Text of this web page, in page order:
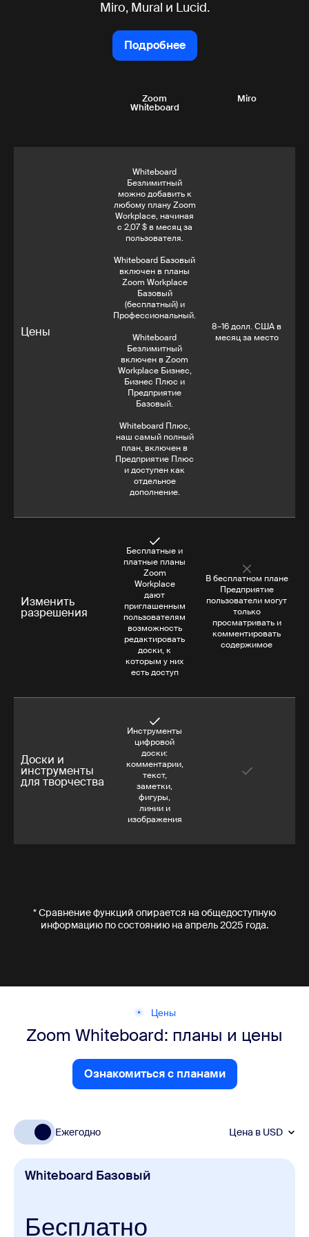
Miro, Mural и Lucid.
Подробнее
Подробнее
Zoom
Whiteboard
Miro
Цены
Whiteboard
Безлимитный
можно добавить к
любому плану Zoom
Workplace, начиная
с 2,07 $ в месяц за
пользователя.
Whiteboard Базовый
включен в планы
Zoom Workplace
Базовый
(бесплатный) и
Профессиональный.
Whiteboard
Безлимитный
включен в Zoom
Workplace Бизнес,
Бизнес Плюс и
Предприятие
Базовый.
Whiteboard Плюс,
наш самый полный
план, включен в
Предприятие Плюс
и доступен как
отдельное
дополнение.
8–16 долл. США в
месяц за место
Изменить
разрешения
Бесплатные и
платные планы
Zoom
Workplace
дают
приглашенным
пользователям
возможность
редактировать
доски, к
которым у них
есть доступ
В бесплатном плане
Предприятие
пользователи могут
только
просматривать и
комментировать
содержимое
Доски и
инструменты
для творчества
Инструменты
цифровой
доски:
комментарии,
текст,
заметки,
фигуры,
линии и
изображения
* Сравнение функций опирается на общедоступную
информацию по состоянию на апрель 2025 года.
Цены
Zoom Whiteboard: планы и цены
Ознакомиться с планами
Ознакомиться с планами
Ежегодно Цена в USD
Whiteboard Базовый
Бесплатно